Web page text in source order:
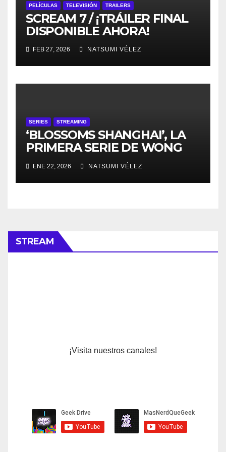
PELÍCULAS TELEVISIÓN TRAILERS
SCREAM 7 / ¡TRÁILER FINAL
DISPONIBLE AHORA!
FEB 27, 2026 NATSUMI VÉLEZ
SERIES STREAMING
‘BLOSSOMS SHANGHAI’, LA
PRIMERA SERIE DE WONG
KAR WAI, LLEGA A MUBI
ENE 22, 2026 NATSUMI VÉLEZ
STREAM
¡Visita nuestros canales!